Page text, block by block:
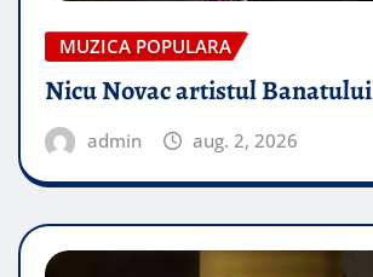
MUZICA POPULARA
Nicu Novac artistul Banatului
admin aug. 2, 2026